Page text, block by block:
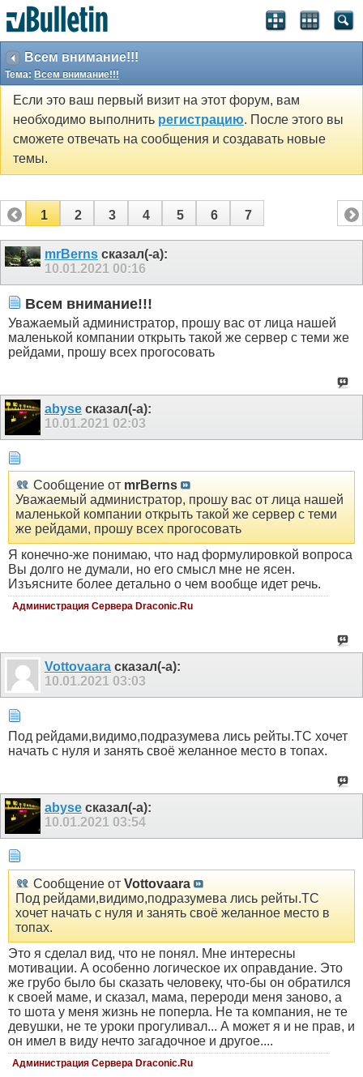
Всем внимание!!!
Тема: Всем внимание!!!
Если это ваш первый визит на этот форум, вам
необходимо выполнить регистрацию. После этого вы
сможете отвечать на сообщения и создавать новые
темы.
1 2 3 4 5 6 7
mrBerns сказал(-а):
10.01.2021 00:16
Всем внимание!!!
Уважаемый администратор, прошу вас от лица нашей
маленькой компании открыть такой же сервер с теми же
рейдами, прошу всех прогосовать
abyse сказал(-а):
10.01.2021 02:03
Сообщение от mrBerns
Уважаемый администратор, прошу вас от лица нашей
маленькой компании открыть такой же сервер с теми
же рейдами, прошу всех прогосовать
Я конечно-же понимаю, что над формулировкой вопроса
Вы долго не думали, но его смысл мне не ясен.
Изъясните более детально о чем вообще идет речь.
Администрация Сервера Draconic.Ru
Vottovaara сказал(-а):
10.01.2021 03:03
Под рейдами,видимо,подразумева лись рейты.ТС хочет
начать с нуля и занять своё желанное место в топах.
abyse сказал(-а):
10.01.2021 03:54
Сообщение от Vottovaara
Под рейдами,видимо,подразумева лись рейты.ТС
хочет начать с нуля и занять своё желанное место в
топах.
Это я сделал вид, что не понял. Мне интересны
мотивации. А особенно логическое их оправдание. Это
же грубо было бы сказать человеку, что-бы он обратился
к своей маме, и сказал, мама, перероди меня заново, а
то шота у меня жизнь не поперла. Не та компания, не те
девушки, не те уроки прогуливал... А может я и не прав, и
он имел в виду нечто загадочное и другое....
Администрация Сервера Draconic.Ru